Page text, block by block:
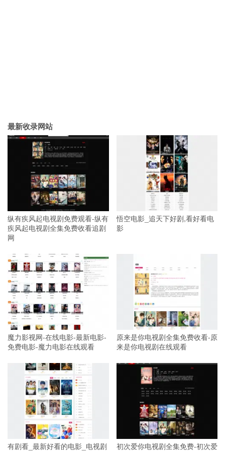
最新收录网站
纵有疾风起电视剧免费观看-纵有
疾风起电视剧全集免费收看追剧
网
悟空电影_追天下好剧,看好看电
影
魔力影视网-在线电影-最新电影-
免费电影-魔力电影在线观看
原来是你电视剧全集免费收看-原
来是你电视剧在线观看
有剧看_最新好看的电影_电视剧
初次爱你电视剧全集免费-初次爱